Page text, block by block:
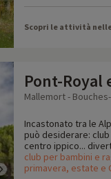
Scopri le attività
Pont-Royal
Mallemort -
Incastonato tra le
può desiderare:
centro ippico...
club per bambini e
primavera, estate e